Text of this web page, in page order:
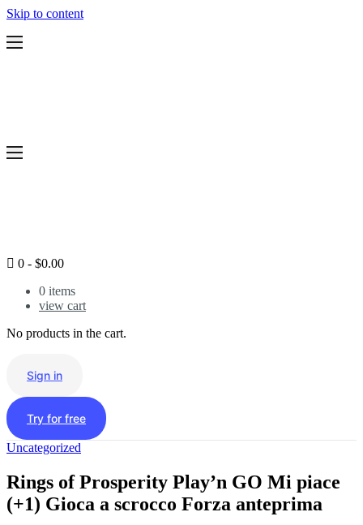
Skip to content
Login
0 - $0.00
0 items
view cart
No products in the cart.
Sign in
Try for free
Uncategorized
Rings of Prosperity Play’n GO Mi piace
(+1) Gioca a scrocco Forza anteprima